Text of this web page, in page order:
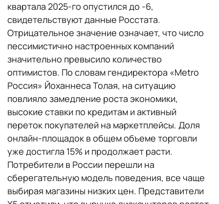
квартала 2025-го опустился до -6,
свидетельствуют данные Росстата.
Отрицательное значение означает, что число
пессимистично настроенных компаний
значительно превысило количество
оптимистов. По словам гендиректора «Metro
Россия» Йоханнеса Толая, на ситуацию
повлияло замедление роста экономики,
высокие ставки по кредитам и активный
переток покупателей на маркетплейсы. Доля
онлайн-площадок в общем объеме торговли
уже достигла 15% и продолжает расти.
Потребители в России перешли на
сберегательную модель поведения, все чаще
выбирая магазины низких цен. Представители